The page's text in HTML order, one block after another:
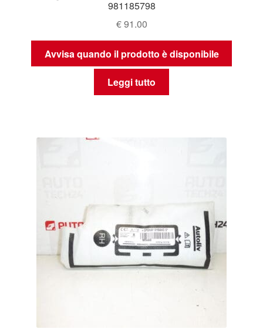
981185798
€91.00
Avvisa quando il prodotto è disponibile
Leggi tutto